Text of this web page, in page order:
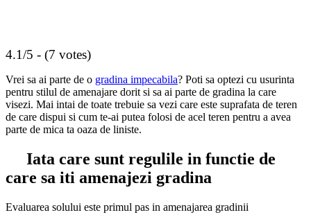
4.1/5 - (7 votes)
Vrei sa ai parte de o gradina impecabila? Poti sa optezi cu usurinta
pentru stilul de amenajare dorit si sa ai parte de gradina la care
visezi. Mai intai de toate trebuie sa vezi care este suprafata de teren
de care dispui si cum te-ai putea folosi de acel teren pentru a avea
parte de mica ta oaza de liniste.
Iata care sunt regulile in functie de
care sa iti amenajezi gradina
Evaluarea solului este primul pas in amenajarea gradinii